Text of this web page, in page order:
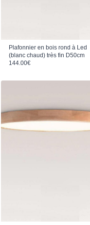
Plafonnier en bois rond à Led
(blanc chaud) très fin D50cm
144.00€